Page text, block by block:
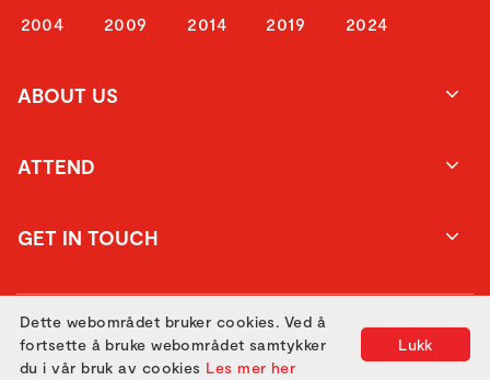
2004
2009
2014
2019
2024
ABOUT US
ATTEND
GET IN TOUCH
Lukk
Dette webområdet bruker cookies. Ved å
fortsette å bruke webområdet samtykker
du i vår bruk av cookies Les mer her